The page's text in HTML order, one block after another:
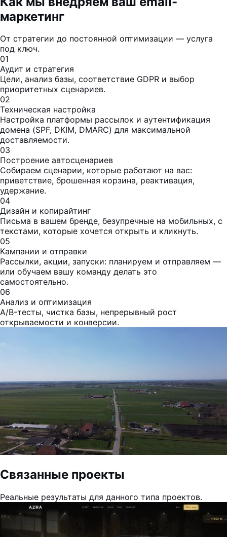
маркетинг
От стратегии до постоянной оптимизации — услуга
под ключ.
01
Аудит и стратегия
Цели, анализ базы, соответствие GDPR и выбор
приоритетных сценариев.
02
Техническая настройка
Настройка платформы рассылок и аутентификация
домена (SPF, DKIM, DMARC) для максимальной
доставляемости.
03
Построение автосценариев
Собираем сценарии, которые работают на вас:
приветствие, брошенная корзина, реактивация,
удержание.
04
Дизайн и копирайтинг
Письма в вашем бренде, безупречные на мобильных, с
текстами, которые хочется открыть и кликнуть.
05
Кампании и отправки
Рассылки, акции, запуски: планируем и отправляем —
или обучаем вашу команду делать это
самостоятельно.
06
Анализ и оптимизация
A/B-тесты, чистка базы, непрерывный рост
открываемости и конверсии.
Связанные проекты
Реальные результаты для данного типа проектов.